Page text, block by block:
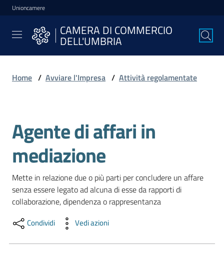
Vai al contenuto
Vai alla navigazione
Vai al footer
Unioncamere
CAMERA DI COMMERCIO
DELL'UMBRIA
CAMERA DI
COMMERCIO
DELL'UMBRIA
Avviare
l'Impresa
Gestire
l'Impresa
Home / Avviare l'Impresa / Attività regolamentate
Salta al contenuto
Agente di affari in
mediazione
Mette in relazione due o più parti per concludere un affare
senza essere legato ad alcuna di esse da rapporti di
collaborazione, dipendenza o rappresentanza
Condividi Vedi azioni